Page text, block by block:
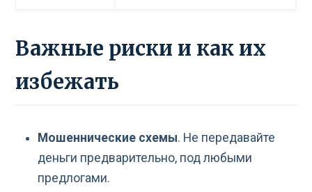
Важные риски и как их
избежать
Мошеннические схемы. Не передавайте
деньги предварительно, под любыми
предлогами.